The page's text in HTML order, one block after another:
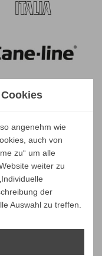
angenehm wie
auch von
zu“ um alle
weiter zu
der
Auswahl zu treffen.